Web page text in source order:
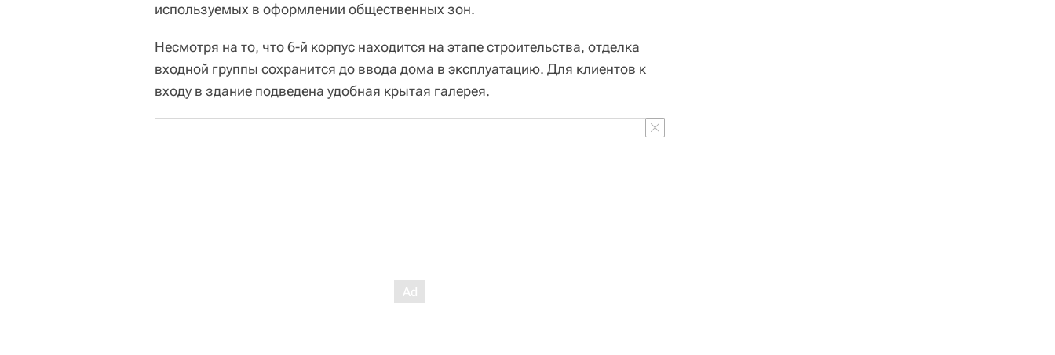
используемых в оформлении общественных зон.
Несмотря на то, что 6-й корпус находится на этапе строительства, отделка
входной группы сохранится до ввода дома в эксплуатацию. Для клиентов к
входу в здание подведена удобная крытая галерея.